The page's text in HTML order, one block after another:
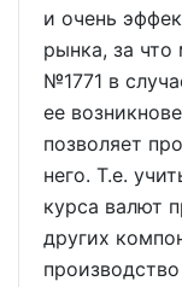
и очень
рынка, за
№1771 в
ее
позволяет
него. Т.е.
курса валют
других